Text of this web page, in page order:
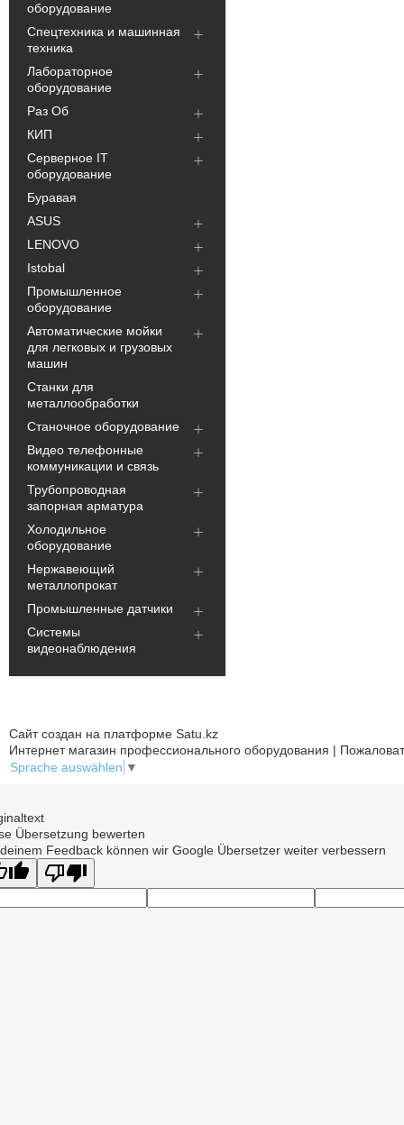
оборудование
Спецтехника и машинная
техника
Лабораторное
оборудование
Раз Об
КИП
Серверное IT
оборудование
Буравая
ASUS
LENOVO
Istobal
Промышленное
оборудование
Автоматические мойки
для легковых и грузовых
машин
Станки для
металлообработки
Станочное оборудование
Видео телефонные
коммуникации и связь
Трубопроводная
запорная арматура
Холодильное
оборудование
Нержавеющий
металлопрокат
Промышленные датчики
Системы
видеонаблюдения
Сайт создан на платформе Satu.kz
Интернет магазин профессионального оборудования |
Sprache auswählen ▼
Übersetzung bewerten
Feedback können wir Google Übersetzer weiter verbessern